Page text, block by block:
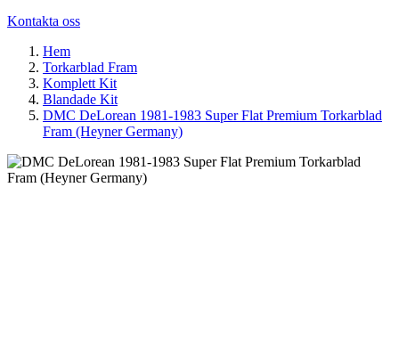
Kontakta oss
Hem
Torkarblad Fram
Komplett Kit
Blandade Kit
DMC DeLorean 1981-1983 Super Flat Premium Torkarblad
Fram (Heyner Germany)